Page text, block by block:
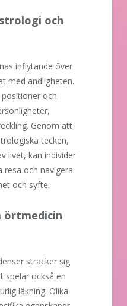
och
inflytande över
med andligheten.
och
Genom att
tecken,
livet, kan individer
resa och navigera
och syfte.
örtmedicin
sträcker sig
spelar också en
läkning. Olika